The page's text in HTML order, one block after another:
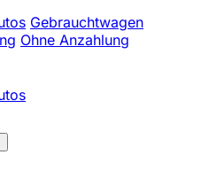
Gebrauchtwagen
Ohne Anzahlung